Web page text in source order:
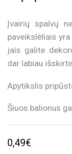
Įvairių spalvų
paveikslėliais
jais galite
dar labiau
Apytikslis
Šiuos balionus
0,49€